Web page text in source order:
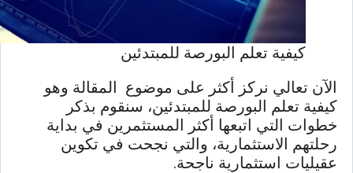
كيفية تعلم البورصة للمبتدئين
الآن تعالي نركز أكثر على موضوع المقالة وهو
كيفية تعلم البورصة للمبتدئين، سنقوم بذكر
خطوات التي اتبعها أكثر المستثمرين في بداية
رحلتهم الاستثمارية، والتي نجحت في تكوين
عقيليات استثمارية ناجحة.